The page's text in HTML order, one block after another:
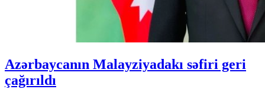
Azərbaycanın Malayziyadakı səfiri geri
çağırıldı